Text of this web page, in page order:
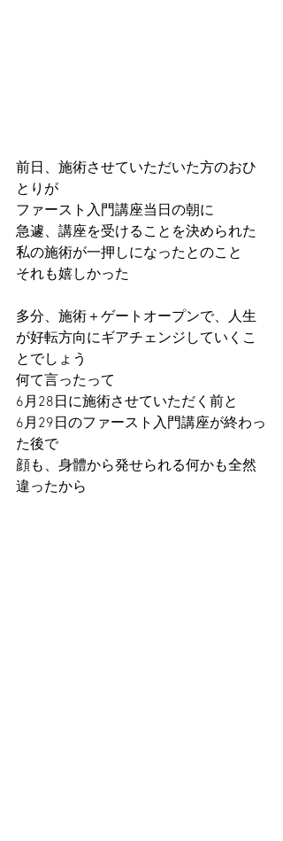
前日、施術させていただいた方のおひ
とりが
ファースト入門講座当日の朝に
急遽、講座を受けることを決められた
私の施術が一押しになったとのこと
それも嬉しかった
多分、施術＋ゲートオープンで、人生
が好転方向にギアチェンジしていくこ
とでしょう
何て言ったって
6月28日に施術させていただく前と
6月29日のファースト入門講座が終わっ
た後で
顔も、身體から発せられる何かも全然
違ったから